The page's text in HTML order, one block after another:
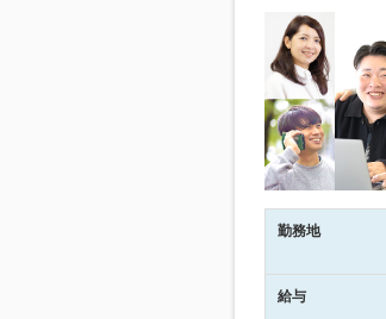
勤務地
給与